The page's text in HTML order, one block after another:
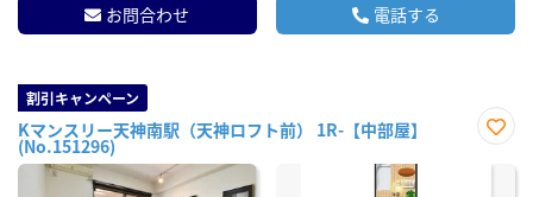
お問合わせ 電話する
割引キャンペーン
Kマンスリー天神南駅（天神ロフト前） 1R-【中部屋】
(No.151296)
に入